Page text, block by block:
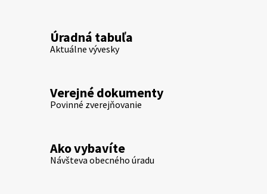
Úradná tabuľa
Aktuálne vývesky
Verejné dokumenty
Povinné zverejňovanie
Ako vybavíte
Návšteva obecného úradu